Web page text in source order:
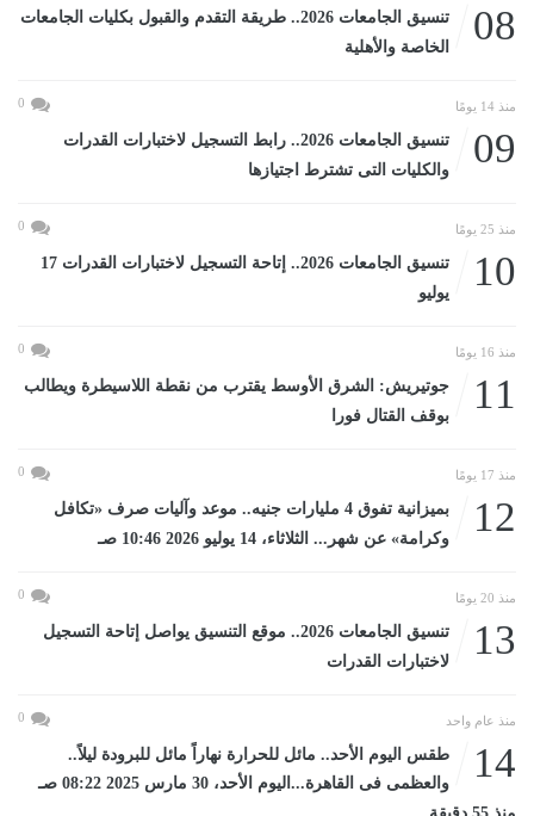
08
تنسيق الجامعات 2026.. طريقة التقدم والقبول بكليات الجامعات
الخاصة والأهلية
منذ 14 يومًا 0
09
تنسيق الجامعات 2026.. رابط التسجيل لاختبارات القدرات
والكليات التى تشترط اجتيازها
منذ 25 يومًا 0
10
تنسيق الجامعات 2026.. إتاحة التسجيل لاختبارات القدرات 17
يوليو
منذ 16 يومًا 0
11
جوتيريش: الشرق الأوسط يقترب من نقطة اللاسيطرة ويطالب
بوقف القتال فورا
منذ 17 يومًا 0
12
بميزانية تفوق 4 مليارات جنيه.. موعد وآليات صرف «تكافل
وكرامة» عن شهر... الثلاثاء، 14 يوليو 2026 10:46 صـ
منذ 20 يومًا 0
13
تنسيق الجامعات 2026.. موقع التنسيق يواصل إتاحة التسجيل
لاختبارات القدرات
منذ عام واحد 0
14
طقس اليوم الأحد.. مائل للحرارة نهاراً مائل للبرودة ليلاً..
والعظمى فى القاهرة...اليوم الأحد، 30 مارس 2025 08:22 صـ